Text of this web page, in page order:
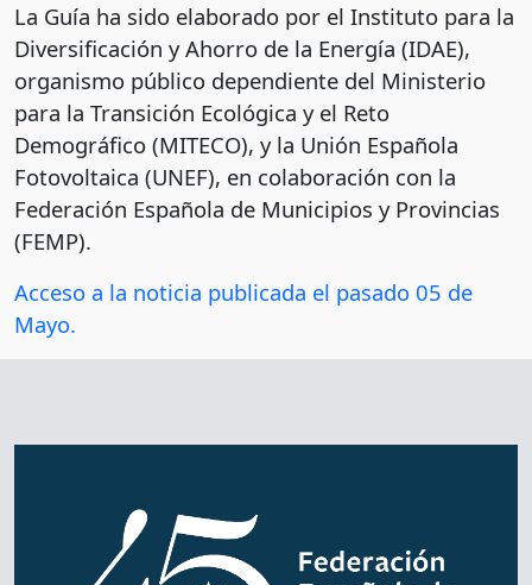
La Guía ha sido elaborado por el Instituto para la
Diversificación y Ahorro de la Energía (IDAE),
organismo público dependiente del Ministerio
para la Transición Ecológica y el Reto
Demográfico (MITECO), y la Unión Española
Fotovoltaica (UNEF), en colaboración con la
Federación Española de Municipios y Provincias
(FEMP).
Acceso a la noticia publicada el pasado 05 de
Mayo.